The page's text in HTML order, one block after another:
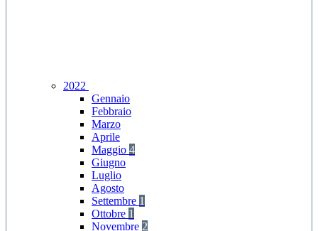
2022
Gennaio
Febbraio
Marzo
Aprile
Maggio 4
Giugno
Luglio
Agosto
Settembre 1
Ottobre 1
Novembre 2